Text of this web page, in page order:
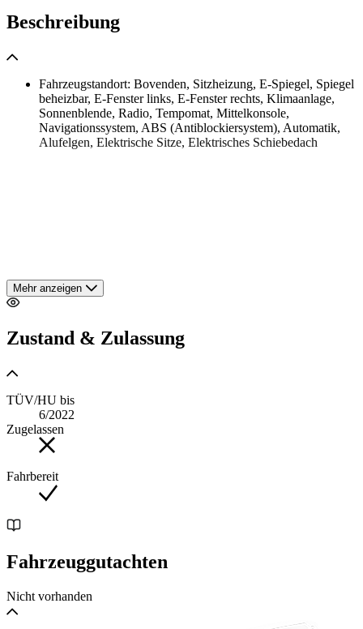
Beschreibung
Fahrzeugstandort: Bovenden, Sitzheizung, E-Spiegel, Spiegel
beheizbar, E-Fenster links, E-Fenster rechts, Klimaanlage,
Sonnenblende, Radio, Tempomat, Mittelkonsole,
Navigationssystem, ABS (Antiblockiersystem), Automatik,
Alufelgen, Elektrische Sitze, Elektrisches Schiebedach
Bei Rückfragen Tel. +49 551/820224!
Farbe Obsidianschwarz metallic (197U)
Deutsches Auto
Tempomat mit Abstandsregelung, 4-Zonen Klimaautomatik,
110 KRAFTSTOFFMENGE FUER SELBSTABHOLER
197U OBSIDIANSCHWARZ - METALLICLACK
Mehr anzeigen
Zustand & Zulassung
TÜV/HU bis
6/2022
Zugelassen
Fahrbereit
Fahrzeuggutachten
Nicht vorhanden